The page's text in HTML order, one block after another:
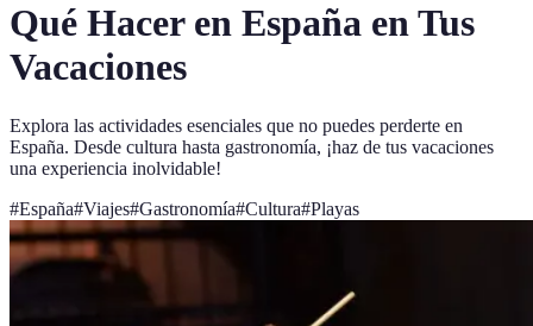
Qué Hacer en España en Tus
Vacaciones
Explora las actividades esenciales que no puedes perderte en
España. Desde cultura hasta gastronomía, ¡haz de tus vacaciones
una experiencia inolvidable!
#España#Viajes#Gastronomía#Cultura#Playas